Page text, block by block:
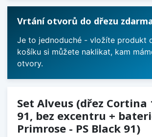
Vrtání otvorů do dřezu
Je to jednoduché - vložíte produkt
košíku si můžete naklikat, kam
otvory.
Set Alveus (dřez Cortina
91, bez excentru +
Primrose - PS Black 91)